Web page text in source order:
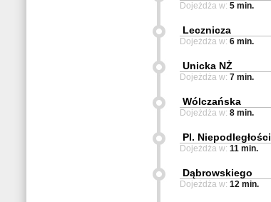
Dojeżdża w: 5 min.
Lecznicza
Dojeżdża w: 6 min.
Unicka NŻ
Dojeżdża w: 7 min.
Wólczańska
Dojeżdża w: 8 min.
Pl. Niepodległości
Dojeżdża w: 11 min.
Dąbrowskiego
Dojeżdża w: 12 min.